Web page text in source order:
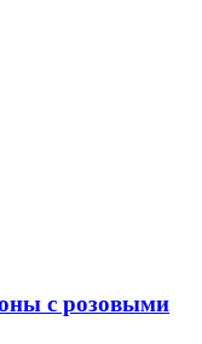
с розовыми